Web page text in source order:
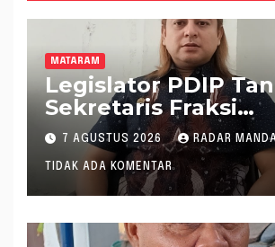
MATARAM
Legislator PDIP
Sekretaris Fraksi
Demokrat : WTP
Tameng Menolak
Dana Pergeseran
484 Miliar
7 AGUSTUS 2026 RADAR
TIDAK ADA KOMENTAR